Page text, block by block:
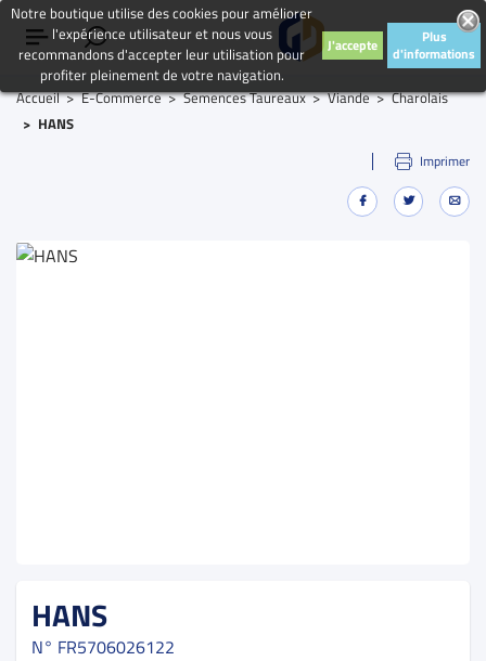
Accueil E-Commerce Semences Taureaux Viande
Charolais
HANS
Imprimer
HANS
N° FR5706026122
Notre boutique utilise des cookies pour améliorer
l'expérience utilisateur et nous vous
recommandons d'accepter leur utilisation pour
profiter pleinement de votre navigation.
J'accepte
Plus
d'informations